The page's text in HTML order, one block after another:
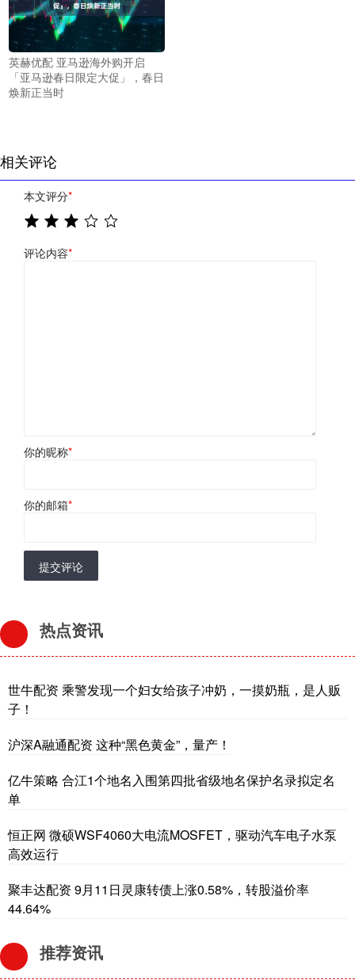
英赫优配 亚马逊海外购开启
「亚马逊春日限定大促」，春日
焕新正当时
相关评论
本文评分*
评论内容*
你的昵称*
你的邮箱*
提交评论
热点资讯
世牛配资 乘警发现一个妇女给孩子冲奶，一摸奶瓶，是人贩
子！
沪深A融通配资 这种“黑色黄金”，量产！
亿牛策略 合江1个地名入围第四批省级地名保护名录拟定名
单
恒正网 微硕WSF4060大电流MOSFET，驱动汽车电子水泵
高效运行
聚丰达配资 9月11日灵康转债上涨0.58%，转股溢价率
44.64%
推荐资讯